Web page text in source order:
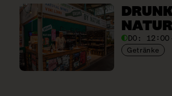
DO: 12:00
Getränke